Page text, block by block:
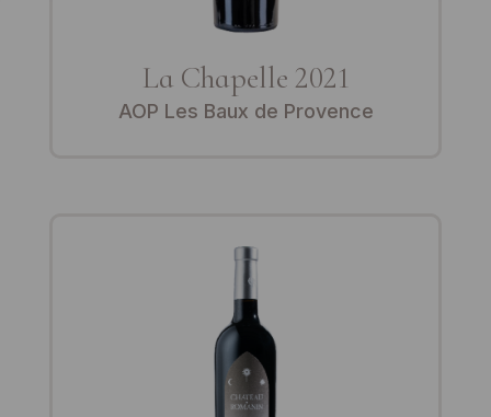
La Chapelle 2021
AOP Les Baux de Provence